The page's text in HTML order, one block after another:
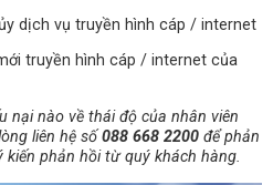
dịch vụ truyền hình cáp / internet
truyền hình cáp / internet của
nại nào về thái độ của nhân viên
liên hệ số088 668 2200 để phản
kiến phản hồi từ quý khách hàng.